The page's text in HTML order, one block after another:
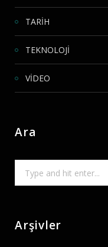
TARİH
TEKNOLOJİ
VİDEO
Ara
Arşivler